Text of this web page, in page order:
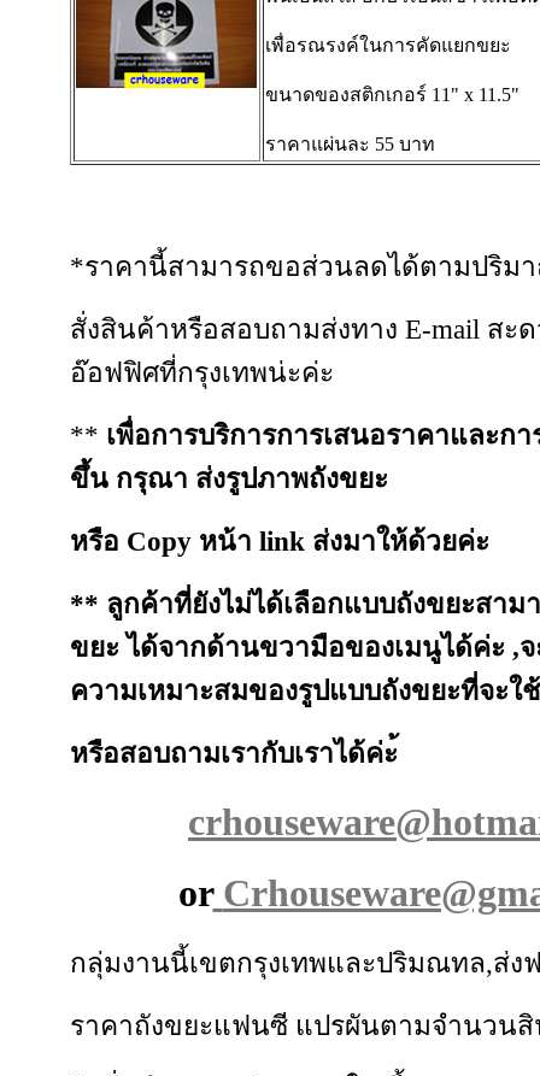
เพื่อรณรงค์ในการคัดแยกขยะ
ขนาดของสติกเกอร์ 11" x 11.5"
ราคาแผ่นละ 55 บาท
*ราคานี้สามารถขอส่วนลดได้ตามปริม
สั่งสินค้าหรือสอบถามส่งทาง E-mail สะ
อ๊อฟฟิศที่กรุงเทพน่ะค่ะ
** เพื่อการบริการการเสนอราคาและก
ขึ้น กรุณา ส่งรูปภาพถังขยะ
หรือ Copy หน้า link ส่งมาให้ด้วยค่ะ
** ลูกค้าที่ยังไม่ได้เลือกแบบถังขยะสาม
ขยะ ได้จากด้านขวามือของเมนูได้ค่ะ ,
ความเหมาะสมของรูปแบบถังขยะที่จะใช้
หรือสอบถามเรากับเราได้ค่ะ้
or
กลุ่มงานนี้เขตกรุงเทพและปริมณทล,ส่ง
ราคาถังขยะแฟนซี แปรผันตามจำนวน